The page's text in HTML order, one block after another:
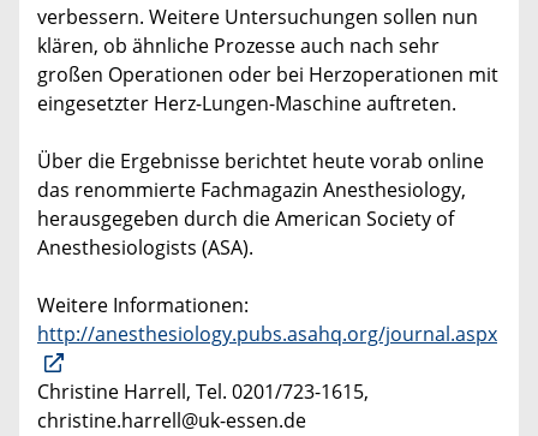
verbessern. Weitere Untersuchungen sollen nun
klären, ob ähnliche Prozesse auch nach sehr
großen Operationen oder bei Herzoperationen mit
eingesetzter Herz-Lungen-Maschine auftreten.
Über die Ergebnisse berichtet heute vorab online
das renommierte Fachmagazin Anesthesiology,
herausgegeben durch die American Society of
Anesthesiologists (ASA).
Weitere Informationen:
http://anesthesiology.pubs.asahq.org/journal.aspx
Christine Harrell, Tel. 0201/723-1615,
christine.harrell@uk-essen.de